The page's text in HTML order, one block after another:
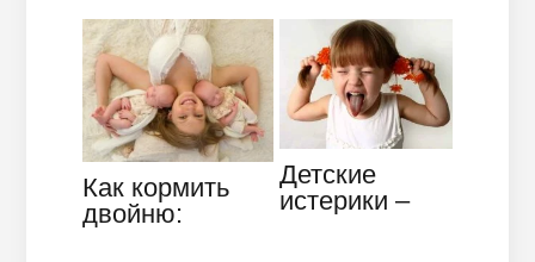
на вопрос
Как кормить
двойню:
Детские
истерики –